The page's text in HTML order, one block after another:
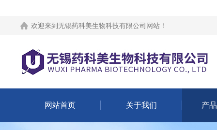
欢迎来到 无锡药科美生物科技有限公司网站 ！
网站首页 关于我们 产